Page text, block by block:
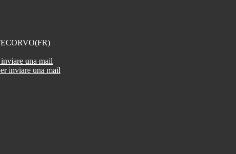
una mail
inviare una mail